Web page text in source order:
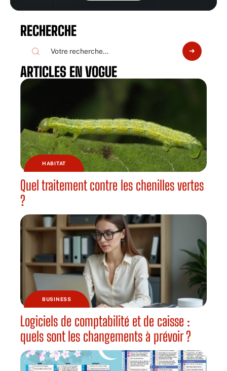
RECHERCHE
ARTICLES EN VOGUE
HABITAT
Quel traitement contre les chenilles vertes
?
BUSINESS
Logiciels de comptabilité et de caisse :
quels sont les changements à prévoir ?